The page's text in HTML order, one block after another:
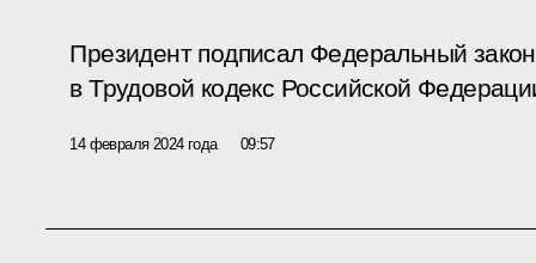
Президент подписал Федеральный
в Трудовой кодекс Российской
14 февраля 2024 года 09:57